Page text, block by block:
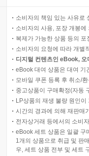
소비자의 책임 있는 사유로
소비자의 사용, 포장 개봉
복제가 가능한 상품 등의
소비자의 요청에 따라 개별
디지털 컨텐츠인 eBook,
eBook 대여 상품은 대여 기
모바일 쿠폰 등록 후 취소/
중고상품이 구매확정(자동
LP상품의 재생 불량 원인
시간의 경과에 의해 재판매
전자상거래 등에서의 소비
eBook 세트 상품은 일괄 구
1개의 상품으로 취급 및 판
우, 세트 상품 전부 및 세트